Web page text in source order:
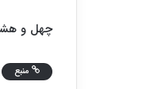
چهل و هشتمین دوره از
منبع